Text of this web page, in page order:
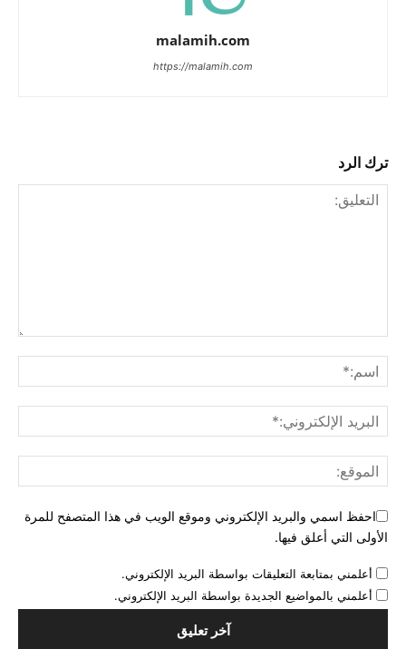
malamih.com
https://malamih.com
ترك الرد
احفظ اسمي والبريد الإلكتروني وموقع الويب في هذا المتصفح للمرة
الأولى التي أعلق فيها.
أعلمني بمتابعة التعليقات بواسطة البريد الإلكتروني.
أعلمني بالمواضيع الجديدة بواسطة البريد الإلكتروني.